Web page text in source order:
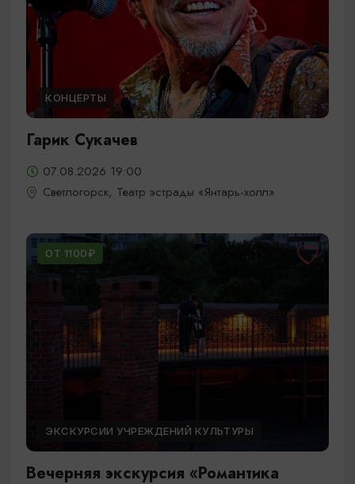
КОНЦЕРТЫ
Гарик Сукачев
07.08.2026 19:00
Светлогорск, Театр эстрады «Янтарь-холл»
ОТ 1100₽
ЭКСКУРСИИ УЧРЕЖДЕНИЙ КУЛЬТУРЫ
Вечерняя экскурсия «Романтика